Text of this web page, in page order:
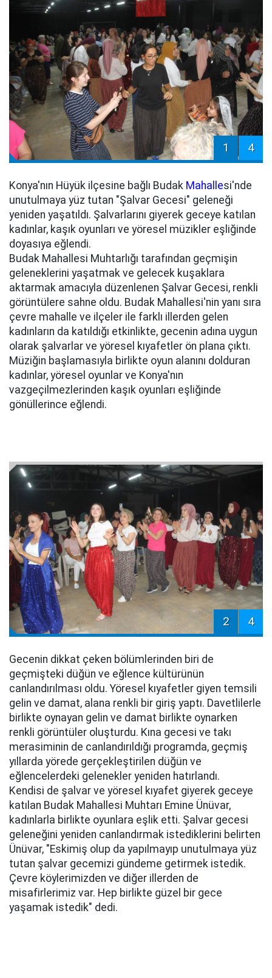
1 4
Konya'nın Hüyük ilçesine bağlı Budak Mahallesi'nde
unutulmaya yüz tutan "Şalvar Gecesi" geleneği
yeniden yaşatıldı. Şalvarlarını giyerek geceye katılan
kadınlar, kaşık oyunları ve yöresel müzikler eşliğinde
doyasıya eğlendi.
Budak Mahallesi Muhtarlığı tarafından geçmişin
geleneklerini yaşatmak ve gelecek kuşaklara
aktarmak amacıyla düzenlenen Şalvar Gecesi, renkli
görüntülere sahne oldu. Budak Mahallesi'nin yanı sıra
çevre mahalle ve ilçeler ile farklı illerden gelen
kadınların da katıldığı etkinlikte, gecenin adına uygun
olarak şalvarlar ve yöresel kıyafetler ön plana çıktı.
Müziğin başlamasıyla birlikte oyun alanını dolduran
kadınlar, yöresel oyunlar ve Konya'nın
vazgeçilmezlerinden kaşık oyunları eşliğinde
gönüllerince eğlendi.
2 4
Gecenin dikkat çeken bölümlerinden biri de
geçmişteki düğün ve eğlence kültürünün
canlandırılması oldu. Yöresel kıyafetler giyen temsili
gelin ve damat, alana renkli bir giriş yaptı. Davetlilerle
birlikte oynayan gelin ve damat birlikte oynarken
renkli görüntüler oluşturdu. Kına gecesi ve takı
merasiminin de canlandırıldığı programda, geçmiş
yıllarda yörede gerçekleştirilen düğün ve
eğlencelerdeki gelenekler yeniden hatırlandı.
Kendisi de şalvar ve yöresel kıyafet giyerek geceye
katılan Budak Mahallesi Muhtarı Emine Ünüvar,
kadınlarla birlikte oyunlara eşlik etti. Şalvar gecesi
geleneğini yeniden canlandırmak istediklerini belirten
Ünüvar, "Eskimiş olup da yapılmayıp unutulmaya yüz
tutan şalvar gecemizi gündeme getirmek istedik.
Çevre köylerimizden ve diğer illerden de
misafirlerimiz var. Hep birlikte güzel bir gece
yaşamak istedik" dedi.